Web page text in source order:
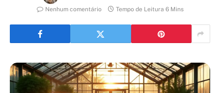
Nenhum comentário
Tempo de Leitura 6 Mins